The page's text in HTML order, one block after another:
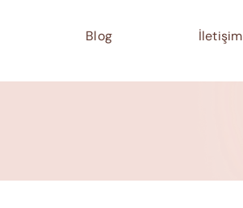
Blog İletişim